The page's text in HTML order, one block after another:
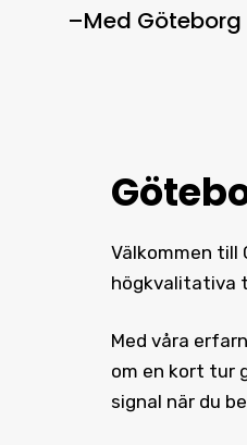
–Med Göteborg
Välkommen till
högkvalitativa
Med våra
om en kort tur
signal när du